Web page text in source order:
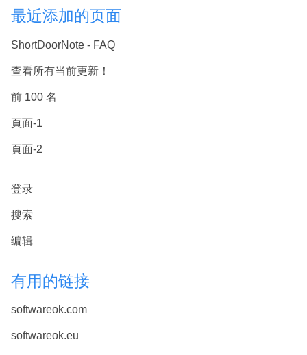
最近添加的页面
ShortDoorNote - FAQ
查看所有当前更新！
前 100 名
頁面-1
頁面-2
登录
搜索
编辑
有用的链接
softwareok.com
softwareok.eu